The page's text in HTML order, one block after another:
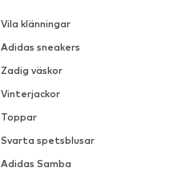
Vila klänningar
Adidas sneakers
Zadig väskor
Vinterjackor
Toppar
Svarta spetsblusar
Adidas Samba